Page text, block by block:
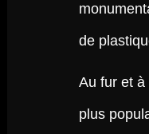
de
Au fur et
plus